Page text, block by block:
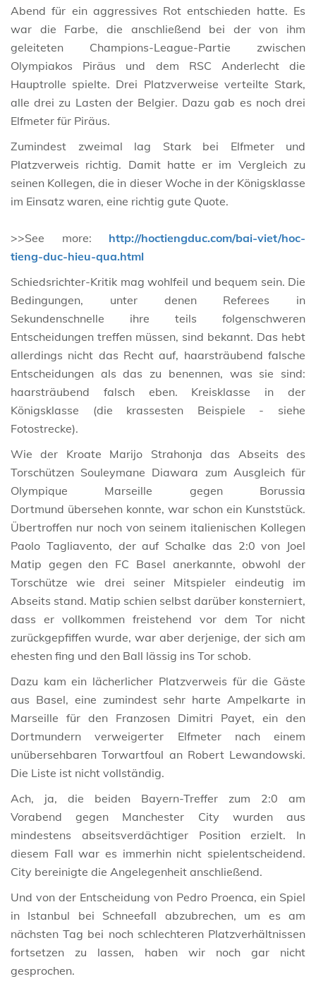
Abend für ein aggressives Rot entschieden hatte. Es
war die Farbe, die anschließend bei der von ihm
geleiteten Champions-League-Partie zwischen
Olympiakos Piräus und dem RSC Anderlecht die
Hauptrolle spielte. Drei Platzverweise verteilte Stark,
alle drei zu Lasten der Belgier. Dazu gab es noch drei
Elfmeter für Piräus.
Zumindest zweimal lag Stark bei Elfmeter und
Platzverweis richtig. Damit hatte er im Vergleich zu
seinen Kollegen, die in dieser Woche in der Königsklasse
im Einsatz waren, eine richtig gute Quote.
>>See more: http://hoctiengduc.com/bai-viet/hoc-
tieng-duc-hieu-qua.html
Schiedsrichter-Kritik mag wohlfeil und bequem sein. Die
Bedingungen, unter denen Referees in
Sekundenschnelle ihre teils folgenschweren
Entscheidungen treffen müssen, sind bekannt. Das hebt
allerdings nicht das Recht auf, haarsträubend falsche
Entscheidungen als das zu benennen, was sie sind:
haarsträubend falsch eben. Kreisklasse in der
Königsklasse (die krassesten Beispiele - siehe
Fotostrecke).
Wie der Kroate Marijo Strahonja das Abseits des
Torschützen Souleymane Diawara zum Ausgleich für
Olympique Marseille gegen Borussia
Dortmund übersehen konnte, war schon ein Kunststück.
Übertroffen nur noch von seinem italienischen Kollegen
Paolo Tagliavento, der auf Schalke das 2:0 von Joel
Matip gegen den FC Basel anerkannte, obwohl der
Torschütze wie drei seiner Mitspieler eindeutig im
Abseits stand. Matip schien selbst darüber konsterniert,
dass er vollkommen freistehend vor dem Tor nicht
zurückgepfiffen wurde, war aber derjenige, der sich am
ehesten fing und den Ball lässig ins Tor schob.
Dazu kam ein lächerlicher Platzverweis für die Gäste
aus Basel, eine zumindest sehr harte Ampelkarte in
Marseille für den Franzosen Dimitri Payet, ein den
Dortmundern verweigerter Elfmeter nach einem
unübersehbaren Torwartfoul an Robert Lewandowski.
Die Liste ist nicht vollständig.
Ach, ja, die beiden Bayern-Treffer zum 2:0 am
Vorabend gegen Manchester
City wurden aus
mindestens abseitsverdächtiger Position erzielt. In
diesem Fall war es immerhin nicht spielentscheidend.
City bereinigte die Angelegenheit anschließend.
Und von der Entscheidung von Pedro Proenca, ein Spiel
in Istanbul bei Schneefall abzubrechen, um es am
nächsten Tag bei noch schlechteren Platzverhältnissen
fortsetzen zu lassen, haben wir noch gar nicht
gesprochen.